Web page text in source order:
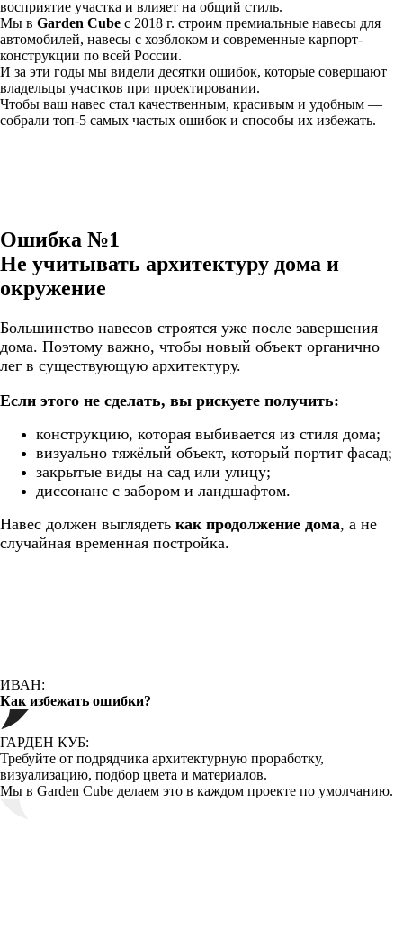
восприятие участка и влияет на общий стиль.
Мы в Garden Cube с 2018 г. строим премиальные навесы для
автомобилей, навесы с хозблоком и современные карпорт-
конструкции по всей России.
И за эти годы мы видели десятки ошибок, которые совершают
владельцы участков при проектировании.
Чтобы ваш навес стал качественным, красивым и удобным —
собрали топ-5 самых частых ошибок и способы их избежать.
Ошибка №1
Не учитывать архитектуру дома и
окружение
Большинство навесов строятся уже после завершения
дома. Поэтому важно, чтобы новый объект органично
лег в существующую архитектуру.
Если этого не сделать, вы рискуете получить:
конструкцию, которая выбивается из стиля дома;
визуально тяжёлый объект, который портит фасад;
закрытые виды на сад или улицу;
диссонанс с забором и ландшафтом.
Навес должен выглядеть как продолжение дома, а не
случайная временная постройка.
ИВАН:
Как избежать ошибки?
ГАРДЕН КУБ:
Требуйте от подрядчика архитектурную проработку,
визуализацию, подбор цвета и материалов.
Мы в Garden Cube делаем это в каждом проекте по умолчанию.